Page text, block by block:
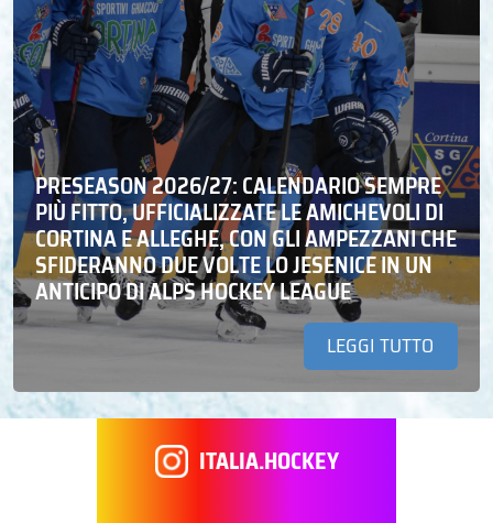
PRESEASON 2026/27: CALENDARIO SEMPRE
PIÙ FITTO, UFFICIALIZZATE LE AMICHEVOLI DI
CORTINA E ALLEGHE, CON GLI AMPEZZANI CHE
SFIDERANNO DUE VOLTE LO JESENICE IN UN
ANTICIPO DI ALPS HOCKEY LEAGUE
LEGGI TUTTO
ITALIA.HOCKEY